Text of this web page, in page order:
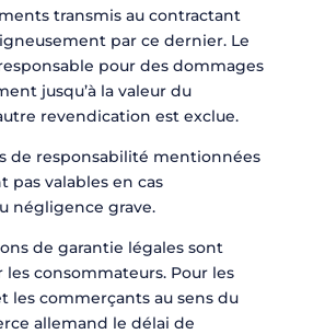
transmis au contractant
par ce dernier. Le
pour des dommages
jusqu’à la valeur du
revendication est exclue.
de responsabilité mentionnées
pas valables en cas
négligence grave.
de garantie légales sont
consommateurs. Pour les
les commerçants au sens du
allemand le délai de